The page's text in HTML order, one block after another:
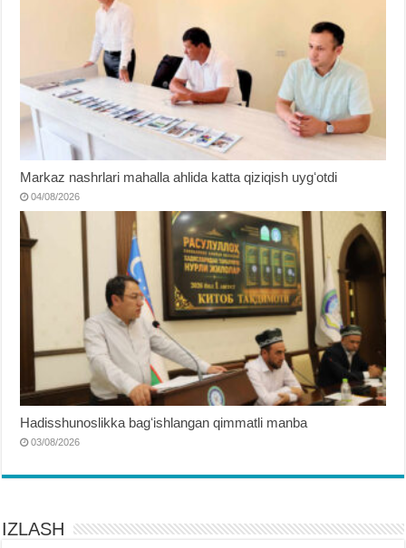
Markaz nashrlari mahalla ahlida katta qiziqish uygʻotdi
04/08/2026
Hadisshunoslikka bagʻishlangan qimmatli manba
03/08/2026
IZLASH